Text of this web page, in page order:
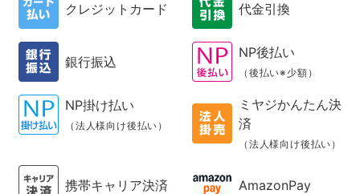
クレジットカード 代金引換
銀行振込
NP後払い
（後払い※少額）
NP掛け払い
（法人様向け後払い）
ミヤジかんたん決
済
（法人様向け後払い）
携帯キャリア決済 AmazonPay